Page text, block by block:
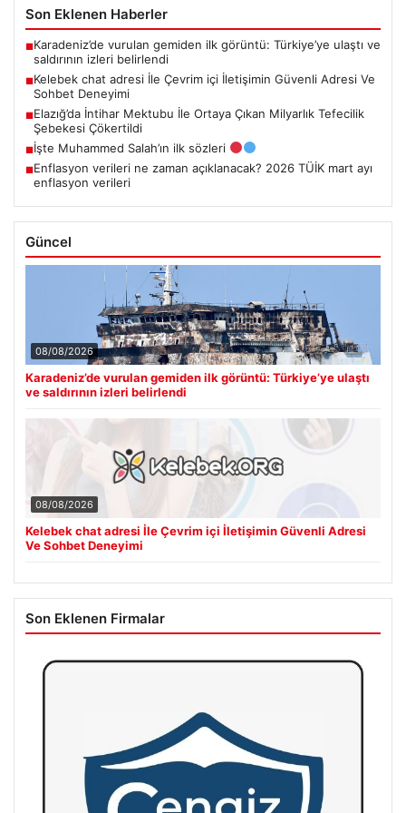
Son Eklenen Haberler
■Karadeniz’de vurulan gemiden ilk görüntü: Türkiye’ye ulaştı ve
saldırının izleri belirlendi
■Kelebek chat adresi İle Çevrim içi İletişimin Güvenli Adresi Ve
Sohbet Deneyimi
■Elazığ’da İntihar Mektubu İle Ortaya Çıkan Milyarlık Tefecilik
Şebekesi Çökertildi
■İşte Muhammed Salah’ın ilk sözleri
■Enflasyon verileri ne zaman açıklanacak? 2026 TÜİK mart ayı
enflasyon verileri
Güncel
08/08/2026
Karadeniz’de vurulan gemiden ilk görüntü: Türkiye’ye ulaştı
ve saldırının izleri belirlendi
08/08/2026
Kelebek chat adresi İle Çevrim içi İletişimin Güvenli Adresi
Ve Sohbet Deneyimi
Son Eklenen Firmalar